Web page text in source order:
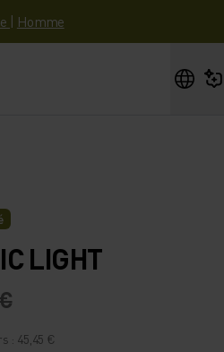
| Homme
LIGHT
: 45,45 €